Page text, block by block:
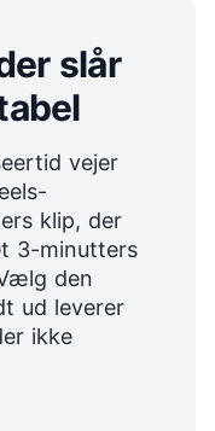
slår
vejer
klip, der
3-minutters
den
ud leverer
ikke